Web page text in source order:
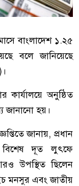
বাংলাদেশ ১.২৫
বলে জানিয়েছে
কার্যালয়ে অনুষ্ঠিত
জানানো হয়।
জানায়, প্রধান
বিশেষ দূত লুৎফে
উপস্থিত ছিলেন
মনসুর এবং জাতীয়